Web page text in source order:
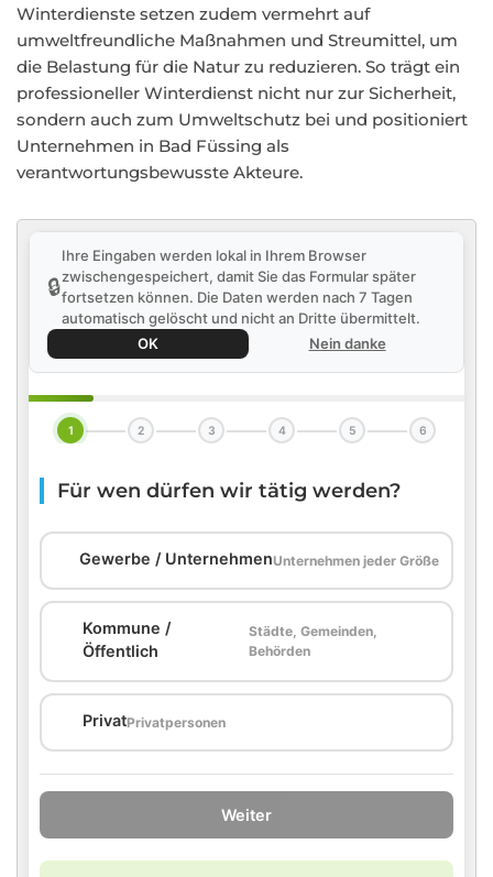
Winterdienste setzen zudem vermehrt auf
umweltfreundliche Maßnahmen und Streumittel, um
die Belastung für die Natur zu reduzieren. So trägt ein
professioneller Winterdienst nicht nur zur Sicherheit,
sondern auch zum Umweltschutz bei und positioniert
Unternehmen in Bad Füssing als
verantwortungsbewusste Akteure.
🔒
Ihre Eingaben werden lokal in Ihrem Browser
zwischengespeichert, damit Sie das Formular später
fortsetzen können. Die Daten werden nach 7 Tagen
automatisch gelöscht und nicht an Dritte übermittelt.
OK
Nein danke
1 2 3 4 5 6
Für wen dürfen wir tätig werden?
Gewerbe / UnternehmenUnternehmen jeder Größe
Kommune /
Öffentlich
Städte, Gemeinden,
Behörden
PrivatPrivatpersonen
Weiter